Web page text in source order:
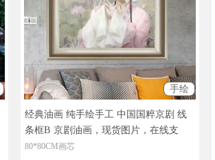
手绘
经典油画 纯手绘手工 中国国粹京剧 线
条框B 京剧油画，现货图片，在线支
付，全国免邮
80*80CM画芯